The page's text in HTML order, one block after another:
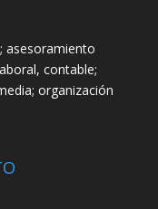
asesoramiento
contable;
organización